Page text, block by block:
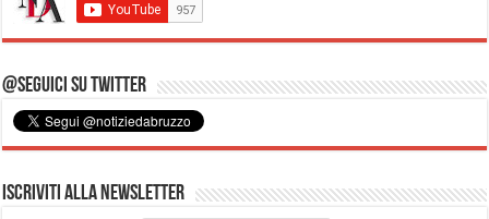
@Seguici su Twitter
Iscriviti alla Newsletter